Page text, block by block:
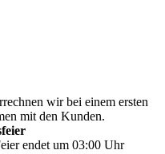
wir bei einem ersten
mit den Kunden.
endet um 03:00 Uhr